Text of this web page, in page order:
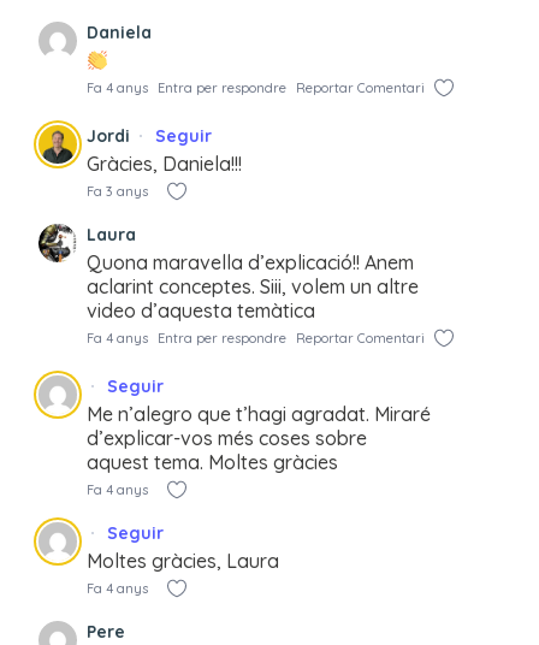
Daniela
Fa 4 anys Entra per respondre Reportar Comentari
Jordi Seguir
Gràcies, Daniela!!!
Fa 3 anys
Laura
Quona maravella d’explicació!! Anem
aclarint conceptes. Siii, volem un altre
video d’aquesta temàtica
Fa 4 anys Entra per respondre Reportar Comentari
Seguir
Me n’alegro que t’hagi agradat. Miraré
d’explicar-vos més coses sobre
aquest tema. Moltes gràcies
Fa 4 anys
Seguir
Moltes gràcies, Laura
Fa 4 anys
Pere